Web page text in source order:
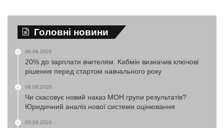
Головні новини
06.08.2026
20% до зарплати вчителям: Кабмін визначив ключові
рішення перед стартом навчального року
06.08.2026
Чи скасовує новий наказ МОН групи результатів?
Юридичний аналіз нової системи оцінювання
05.08.2026